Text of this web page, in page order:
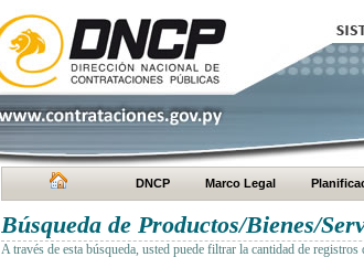
DNCP Marco Legal
Búsqueda de Productos/Bienes/
A través de esta búsqueda, usted puede filtrar la cantidad de registros